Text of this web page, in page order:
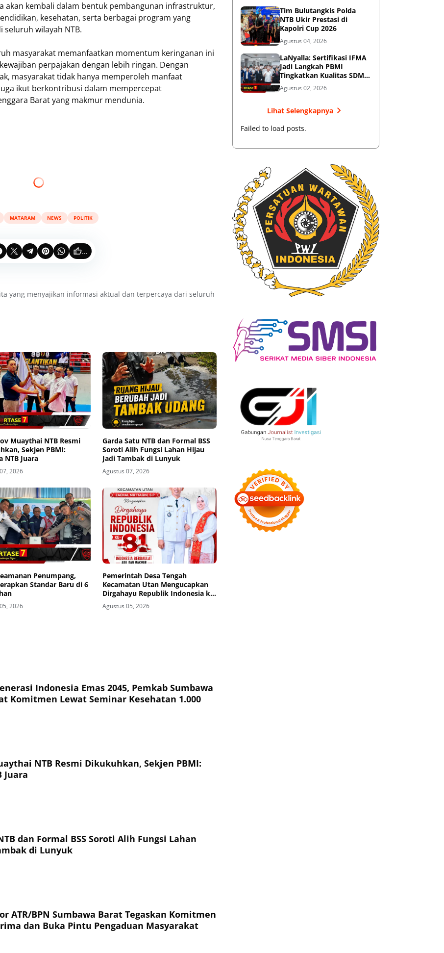
akan kembali dalam bentuk pembangunan infrastruktur,
kesehatan, serta berbagai program yang
wilayah NTB.
masyarakat memanfaatkan momentum keringanan ini
perpajakan dengan lebih ringan. Dengan
masyarakat tidak hanya memperoleh manfaat
ikut berkontribusi dalam mempercepat
Barat yang makmur mendunia.
MATARAM NEWS POLITIK
...
yang menyajikan informasi aktual dan terpercaya dari seluruh
Muaythai NTB Resmi
Sekjen PBMI:
NTB Juara
2026
Garda Satu NTB dan Formal BSS
Soroti Alih Fungsi Lahan Hijau
Jadi Tambak di Lunyuk
Agustus 07, 2026
Penumpang,
Standar Baru di 6
2026
Pemerintah Desa Tengah
Kecamatan Utan Mengucapkan
Dirgahayu Republik Indonesia ke-
81
Agustus 05, 2026
Indonesia Emas 2045, Pemkab Sumbawa
Komitmen Lewat Seminar Kesehatan 1.000
NTB Resmi Dikukuhkan, Sekjen PBMI:
Juara
dan Formal BSS Soroti Alih Fungsi Lahan
di Lunyuk
ATR/BPN Sumbawa Barat Tegaskan Komitmen
dan Buka Pintu Pengaduan Masyarakat
Tim Bulutangkis Polda
NTB Ukir Prestasi di
Kapolri Cup 2026
Agustus 04, 2026
LaNyalla: Sertifikasi IFMA
Jadi Langkah PBMI
Tingkatkan Kualitas SDM
Muaythai
Agustus 02, 2026
Lihat Selengkapnya
Failed to load posts.